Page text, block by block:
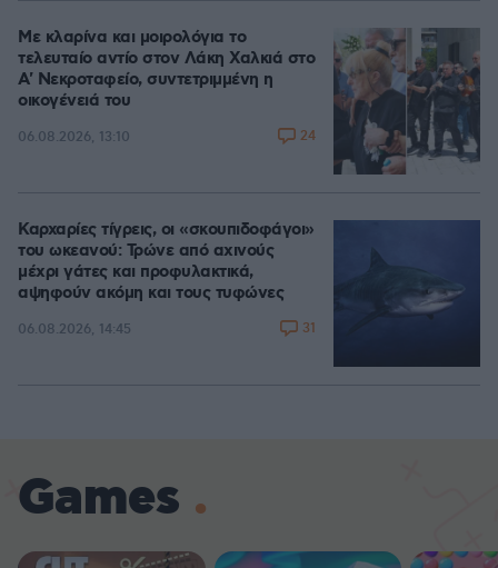
Με κλαρίνα και μοιρολόγια το
τελευταίο αντίο στον Λάκη Χαλκιά στο
A' Νεκροταφείο, συντετριμμένη η
οικογένειά του
06.08.2026, 13:10 24
Καρχαρίες τίγρεις, οι «σκουπιδοφάγοι»
του ωκεανού: Τρώνε από αχινούς
μέχρι γάτες και προφυλακτικά,
αψηφούν ακόμη και τους τυφώνες
06.08.2026, 14:45 31
Games